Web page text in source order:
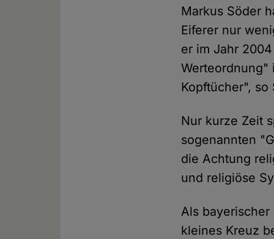
Markus Söder
Eiferer nur
er im Jahr
Werteordnung"
Kopftücher", so
Nur kurze Zeit
sogenannten
die Achtung
und religiöse
Als
kleines Kreuz